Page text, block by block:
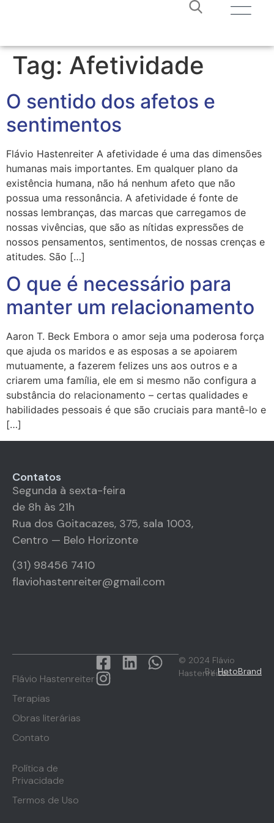
Tag: Afetividade
O sentido dos afetos e
sentimentos
Flávio Hastenreiter A afetividade é uma das dimensões
humanas mais importantes. Em qualquer plano da
existência humana, não há nenhum afeto que não
possua uma ressonância. A afetividade é fonte de
nossas lembranças, das marcas que carregamos de
nossas vivências, que são as nítidas expressões de
nossos pensamentos, sentimentos, de nossas crenças e
atitudes. São […]
O que é necessário para
manter um relacionamento
Aaron T. Beck Embora o amor seja uma poderosa força
que ajuda os maridos e as esposas a se apoiarem
mutuamente, a fazerem felizes uns aos outros e a
criarem uma família, ele em si mesmo não configura a
substância do relacionamento – certas qualidades e
habilidades pessoais é que são cruciais para mantê-lo e
[…]
Contatos
Segunda à sexta-feira
de 8h às 21h
Rua dos Goitacazes, 375, sala 1003,
Centro — Belo Horizonte
(31) 98456 7410
flaviohastenreiter@gmail.com
© 2024 Flávio
Hastenreiter
ByHetoBrand
Flávio Hastenreiter
Terapias
Obras literárias
Contato
Política de
Privacidade
Termos de Uso